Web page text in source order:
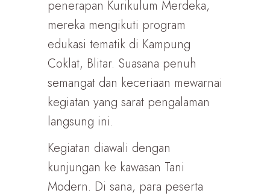
penerapan Kurikulum Merdeka,
mereka mengikuti program
edukasi tematik di Kampung
Coklat, Blitar. Suasana penuh
semangat dan keceriaan mewarnai
kegiatan yang sarat pengalaman
langsung ini.
Kegiatan diawali dengan
kunjungan ke kawasan Tani
Modern. Di sana, para peserta